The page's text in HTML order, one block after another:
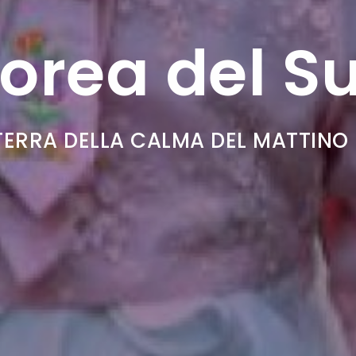
del
DELLA CALMA DEL MATTINO